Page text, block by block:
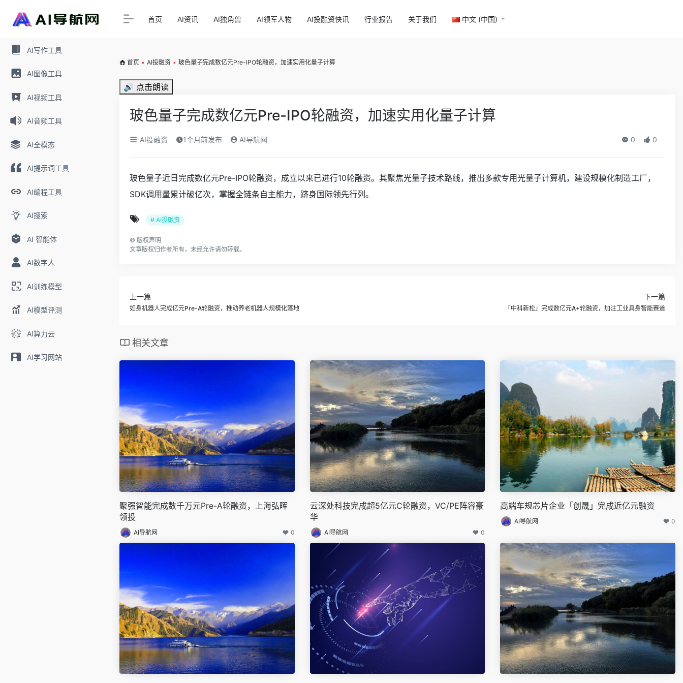
AI写作工具
AI图像工具
AI视频工具
AI音频工具
AI全模态
AI提示词工具
AI编程工具
AI搜索
AI 智能体
AI数字人
AI训练模型
AI模型评测
AI算力云
AI学习网站
首页 AI资讯 AI独角兽 AI领军人物 AI投融资快讯 行业报告 关于我们 中文 (中国)
首页 • AI投融资 • 玻色量子完成数亿元Pre-IPO轮融资，加速实用化量子计算
🔊 点击朗读
玻色量子完成数亿元Pre-IPO轮融资，加速实用化量子计算
AI投融资 1个月前发布 AI导航网 0 0
玻色量子近日完成数亿元Pre-IPO轮融资，成立以来已进行10轮融资。其聚焦光量子技术路线，推出多款专用光量子计算机，建设规模化制造工厂，
SDK调用量累计破亿次，掌握全链条自主能力，跻身国际领先行列。
# AI投融资
© 版权声明
文章版权归作者所有，未经允许请勿转载。
上一篇
如身机器人完成亿元Pre-A轮融资，推动养老机器人规模化落地
下一篇
「中科新松」完成数亿元A+轮融资，加注工业具身智能赛道
相关文章
聚强智能完成数千万元Pre-A轮融资，上海弘晖
领投
AI导航网 0
云深处科技完成超5亿元C轮融资，VC/PE阵容豪
华
AI导航网 0
高端车规芯片企业「创晟」完成近亿元融资
AI导航网 0